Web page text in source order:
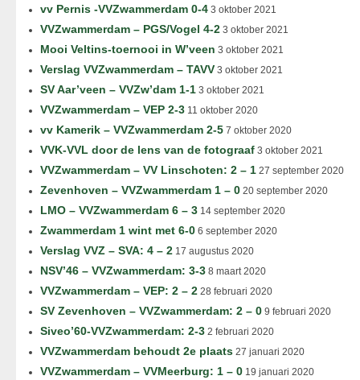
vv Pernis -VVZwammerdam 0-4 3 oktober 2021
VVZwammerdam – PGS/Vogel 4-2 3 oktober 2021
Mooi Veltins-toernooi in W’veen 3 oktober 2021
Verslag VVZwammerdam – TAVV 3 oktober 2021
SV Aar’veen – VVZw’dam 1-1 3 oktober 2021
VVZwammerdam – VEP 2-3 11 oktober 2020
vv Kamerik – VVZwammerdam 2-5 7 oktober 2020
VVK-VVL door de lens van de fotograaf 3 oktober 2021
VVZwammerdam – VV Linschoten: 2 – 1 27 september 2020
Zevenhoven – VVZwammerdam 1 – 0 20 september 2020
LMO – VVZwammerdam 6 – 3 14 september 2020
Zwammerdam 1 wint met 6-0 6 september 2020
Verslag VVZ – SVA: 4 – 2 17 augustus 2020
NSV’46 – VVZwammerdam: 3-3 8 maart 2020
VVZwammerdam – VEP: 2 – 2 28 februari 2020
SV Zevenhoven – VVZwammerdam: 2 – 0 9 februari 2020
Siveo’60-VVZwammerdam: 2-3 2 februari 2020
VVZwammerdam behoudt 2e plaats 27 januari 2020
VVZwammerdam – VVMeerburg: 1 – 0 19 januari 2020